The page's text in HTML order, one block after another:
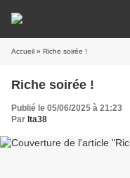
Accueil » Riche soirée !
Riche soirée !
Publié le 05/06/2025 à 21:23
Par lta38